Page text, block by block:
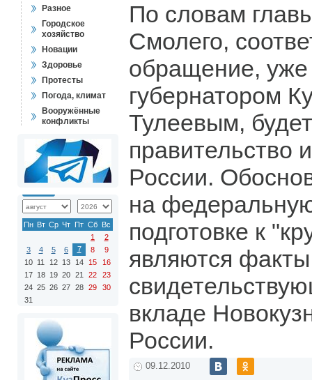
Разное
Городское
хозяйство
Новации
Здоровье
Протесты
Погода, климат
Вооружённые
конфликты
Пн Вт Ср Чт Пт Сб Вс
1
2
3
4 5 6 7 8
9
10 11 12 13 14 15
16
17 18 19 20 21 22
23
24 25 26 27 28 29
30
31
По словам
Смолего,
обращение,
губернатором
Тулеевым,
правительство
России.
на
подготовке к
являются
вкладе
России.
09.12.2010